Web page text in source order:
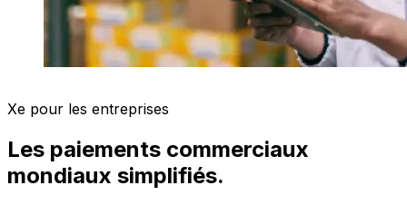
Xe pour les entreprises
Les paiements commerciaux
mondiaux simplifiés.